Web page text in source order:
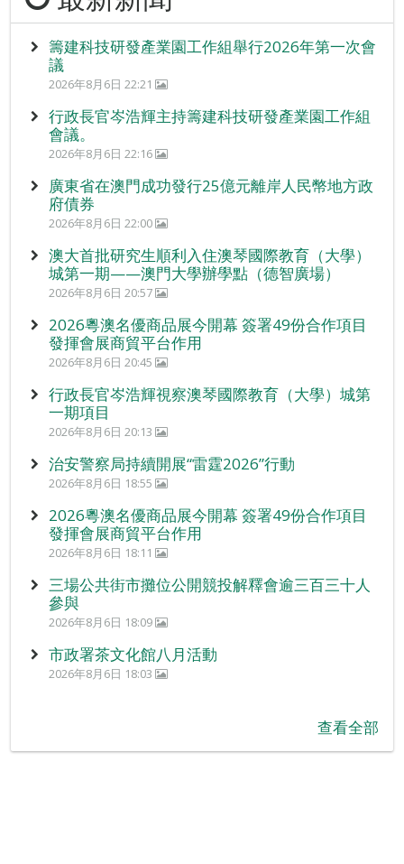
籌建科技研發產業園工作組舉行2026年第一次會
議
2026年8月6日 22:21
行政長官岑浩輝主持籌建科技研發產業園工作組
會議。
2026年8月6日 22:16
廣東省在澳門成功發行25億元離岸人民幣地方政
府債券
2026年8月6日 22:00
澳大首批研究生順利入住澳琴國際教育（大學）
城第一期——澳門大學辦學點（德智廣場）
2026年8月6日 20:57
2026粵澳名優商品展今開幕 簽署49份合作項目
發揮會展商貿平台作用
2026年8月6日 20:45
行政長官岑浩輝視察澳琴國際教育（大學）城第
一期項目
2026年8月6日 20:13
治安警察局持續開展“雷霆2026”行動
2026年8月6日 18:55
2026粵澳名優商品展今開幕 簽署49份合作項目
發揮會展商貿平台作用
2026年8月6日 18:11
三場公共街市攤位公開競投解釋會逾三百三十人
參與
2026年8月6日 18:09
市政署茶文化館八月活動
2026年8月6日 18:03
查看全部